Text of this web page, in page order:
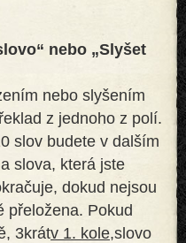
nebo „Slyšet
nebo slyšením
z jednoho z polí.
slov budete v dalším
slova, která jste
dokud nejsou
přeložena. Pokud
3krátv 1. kole,slovo